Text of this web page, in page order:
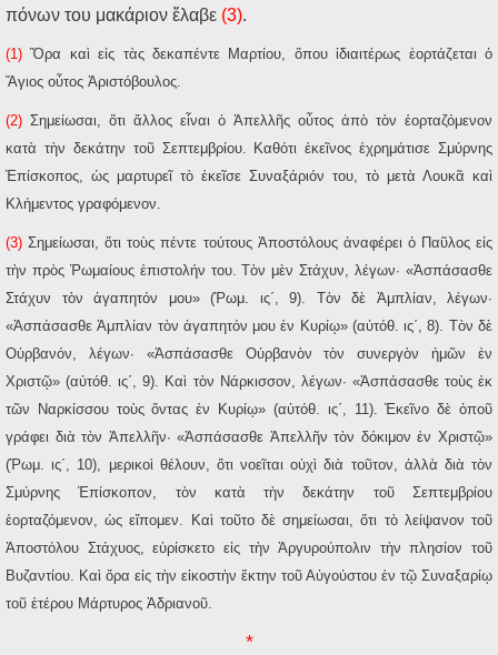
πόνων του μακάριον ἔλαβε (3).
(1) Ὅρα καὶ εἰς τὰς δεκαπέντε Μαρτίου, ὅπου ἰδιαιτέρως ἑορτάζεται ὁ
Ἅγιος οὗτος Ἀριστόβουλος.
(2) Σημείωσαι, ὅτι ἄλλος εἶναι ὁ Ἀπελλῆς οὗτος ἀπὸ τὸν ἑορταζόμενον
κατὰ τὴν δεκάτην τοῦ Σεπτεμβρίου. Καθότι ἐκεῖνος ἐχρημάτισε Σμύρνης
Ἐπίσκοπος, ὡς μαρτυρεῖ τὸ ἐκεῖσε Συναξάριόν του, τὸ μετὰ Λουκᾶ καὶ
Κλήμεντος γραφόμενον.
(3) Σημείωσαι, ὅτι τοὺς πέντε τούτους Ἀποστόλους ἀναφέρει ὁ Παῦλος εἰς
τὴν πρὸς Ῥωμαίους ἐπιστολήν του. Τὸν μὲν Στάχυν, λέγων· «Ἀσπάσασθε
Στάχυν τὸν ἀγαπητόν μου» (Ῥωμ. ις΄, 9). Τὸν δὲ Ἀμπλίαν, λέγων·
«Ἀσπάσασθε Ἀμπλίαν τὸν ἀγαπητόν μου ἐν Κυρίῳ» (αὐτόθ. ις΄, 8). Τὸν δὲ
Οὐρβανόν, λέγων· «Ἀσπάσασθε Οὐρβανὸν τὸν συνεργὸν ἡμῶν ἐν
Χριστῷ» (αὐτόθ. ις΄, 9). Καὶ τὸν Νάρκισσον, λέγων· «Ἀσπάσασθε τοὺς ἐκ
τῶν Ναρκίσσου τοὺς ὄντας ἐν Κυρίῳ» (αὐτόθ. ις΄, 11). Ἐκεῖνο δὲ ὁποῦ
γράφει διὰ τὸν Ἀπελλῆν· «Ἀσπάσασθε Ἀπελλῆν τὸν δόκιμον ἐν Χριστῷ»
(Ῥωμ. ις΄, 10), μερικοὶ θέλουν, ὅτι νοεῖται οὐχὶ διὰ τοῦτον, ἀλλὰ διὰ τὸν
Σμύρνης Ἐπίσκοπον, τὸν κατὰ τὴν δεκάτην τοῦ Σεπτεμβρίου
ἑορταζόμενον, ὡς εἴπομεν. Καὶ τοῦτο δὲ σημείωσαι, ὅτι τὸ λείψανον τοῦ
Ἀποστόλου Στάχυος, εὑρίσκετο εἰς τὴν Ἀργυρούπολιν τὴν πλησίον τοῦ
Βυζαντίου. Καὶ ὅρα εἰς τὴν εἰκοστὴν ἕκτην τοῦ Αὐγούστου ἐν τῷ Συναξαρίῳ
τοῦ ἑτέρου Μάρτυρος Ἀδριανοῦ.
*